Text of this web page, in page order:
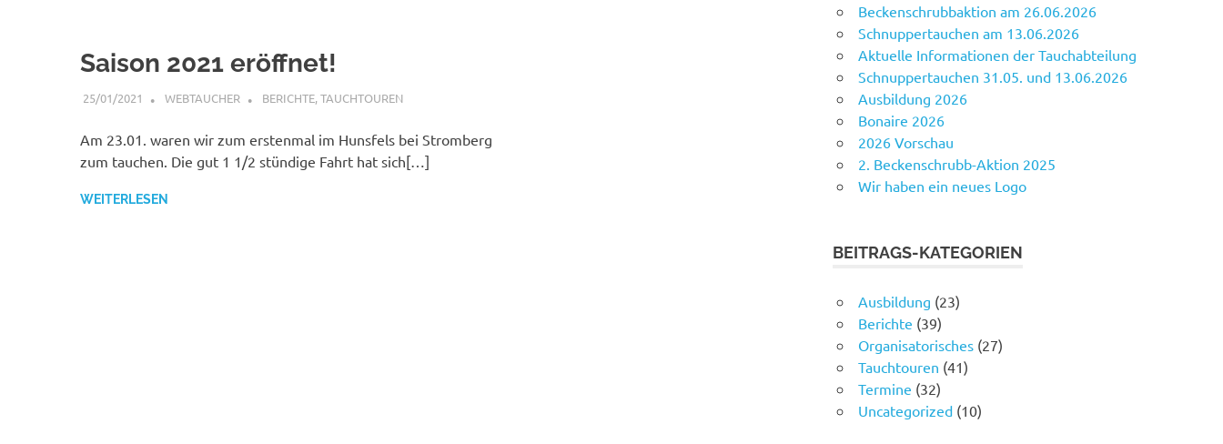
Saison 2021 eröffnet!
25/01/2021 WEBTAUCHER BERICHTE,TAUCHTOUREN
Am 23.01. waren wir zum erstenmal im Hunsfels bei Stromberg
zum tauchen. Die gut 1 1/2 stündige Fahrt hat sich[…]
WEITERLESEN
Beckenschrubbaktion am 26.06.2026
Schnuppertauchen am 13.06.2026
Aktuelle Informationen der Tauchabteilung
Schnuppertauchen 31.05. und 13.06.2026
Ausbildung 2026
Bonaire 2026
2026 Vorschau
2. Beckenschrubb-Aktion 2025
Wir haben ein neues Logo
BEITRAGS-KATEGORIEN
Ausbildung (23)
Berichte (39)
Organisatorisches (27)
Tauchtouren (41)
Termine (32)
Uncategorized (10)